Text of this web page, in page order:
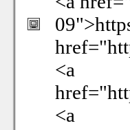
<a
<a